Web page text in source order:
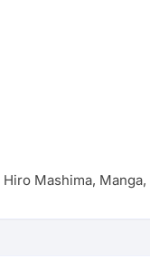
Hiro Mashima, Manga,